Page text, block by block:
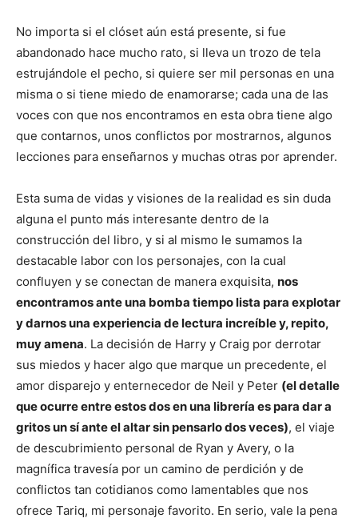
No importa si el clóset aún está presente, si fue
abandonado hace mucho rato, si lleva un trozo de tela
estrujándole el pecho, si quiere ser mil personas en una
misma o si tiene miedo de enamorarse; cada una de las
voces con que nos encontramos en esta obra tiene algo
que contarnos, unos conflictos por mostrarnos, algunos
lecciones para enseñarnos y muchas otras por aprender.
Esta suma de vidas y visiones de la realidad es sin duda
alguna el punto más interesante dentro de la
construcción del libro, y si al mismo le sumamos la
destacable labor con los personajes, con la cual
confluyen y se conectan de manera exquisita, nos
encontramos ante una bomba tiempo lista para explotar
y darnos una experiencia de lectura increíble y, repito,
muy amena. La decisión de Harry y Craig por derrotar
sus miedos y hacer algo que marque un precedente, el
amor disparejo y enternecedor de Neil y Peter (el detalle
que ocurre entre estos dos en una librería es para dar a
gritos un sí ante el altar sin pensarlo dos veces), el viaje
de descubrimiento personal de Ryan y Avery, o la
magnífica travesía por un camino de perdición y de
conflictos tan cotidianos como lamentables que nos
ofrece Tariq, mi personaje favorito. En serio, vale la pena